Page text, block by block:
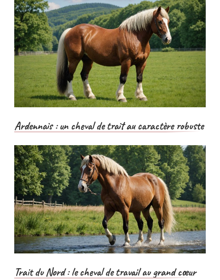
Ardennais : un cheval de trait au caractère robuste
Trait du Nord : le cheval de travail au grand cœur